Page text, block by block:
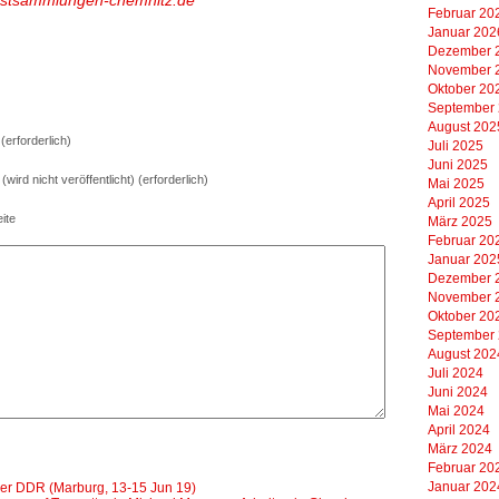
(wird nicht veröffentlicht) (erforderlich)
DDR (Marburg, 13-15 Jun 19)
Februar
Januar
Dezember
November
Oktober
September
August
Juli 2025
Juni 2025
Mai 2025
April 2025
März 2025
Februar
Januar
Dezember
November
Oktober
September
August
Juli 2024
Juni 2024
Mai 2024
April 2024
März 2024
Februar
Januar